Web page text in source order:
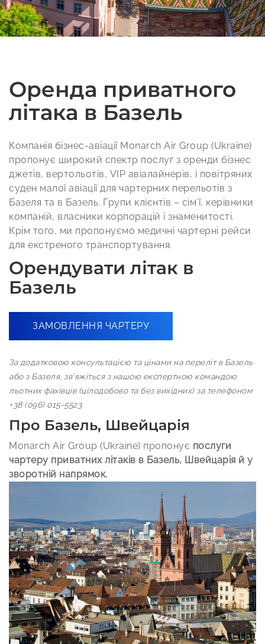
Оренда приватного
літака в Базель
Компанія бізнес-авіації Monarch Air Group (Ukraine)
пропонує широкий спектр послуг з оренди бізнес
джетів, вертольотів, VIP авіалайнерів, і повітряних
суден малої авіації для чартерних перельотів з
Базеля та в Базель. Групи клієнтів – сім’ї, керівники
компаній, власники корпорацій і знаменитості.
Крім того, ми пропонуємо медичні чартерні рейси
для екстреного транспортування.
Орендувати літак в
Базель
ЗАМОВЛЕННЯ ЧАРТЕРУ
За додатковою консультацією та цінами на переліт в Базель
або з Базеля, зв’яжіться з нашою експертною командою
льотних фахівців (цілодобово та без вихідних) за телефоном
+38 (096) 015-5523
Про Базель, Швейцарія
Monarch Air Group (Ukraine) пропонує послуги
чартеру приватних літаків в Базель, Швейцарія й у
зворотній напрямок.